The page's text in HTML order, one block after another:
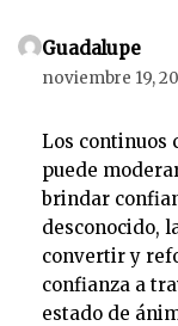
Guadalupe
noviembre 19,
Los continuos
puede
brindar
desconocido,
convertir y
confianza a
estado de